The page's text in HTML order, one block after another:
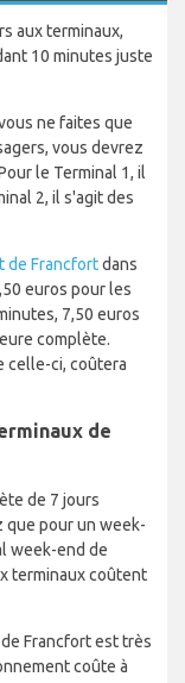
aux terminaux,
10 minutes juste
ne faites que
vous devrez
le Terminal 1, il
2, il s'agit des
de Francfortdans
euros pour les
7,50 euros
complète.
celle-ci, coûtera
de
de 7 jours
que pour un week-
week-end de
terminaux coûtent
Francfort est très
coûte à